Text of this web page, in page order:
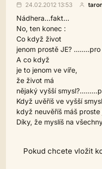
24.02.2012 13:53
Nádhera...fakt...
No, ten konec :
Co když život
jenom prostě JE?
A co když
je to jenom ve víře,
že život má
nějaký vyšší
Když uvěříš ve vyšší
když neuvěříš máš
Díky, že myslíš na
Pokud chcete vložit